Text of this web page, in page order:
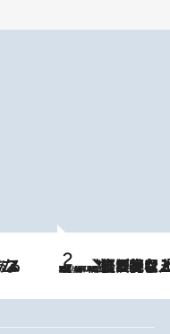
2026.8.5
【なぜ吉沢亮は「気配を消せる」のか？】興行収入208億の『国宝』を経て挑むミュージカル『ディア・エヴァン・ハンセン』。トップ俳優が舞台上でさらけ出した“孤独”とは